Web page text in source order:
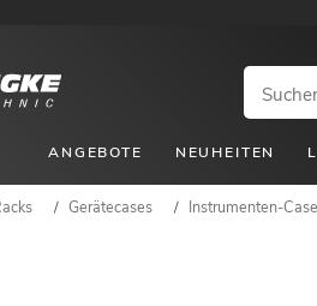
ANGEBOTE NEUHEITEN
/ Gerätecases / Instrumenten-